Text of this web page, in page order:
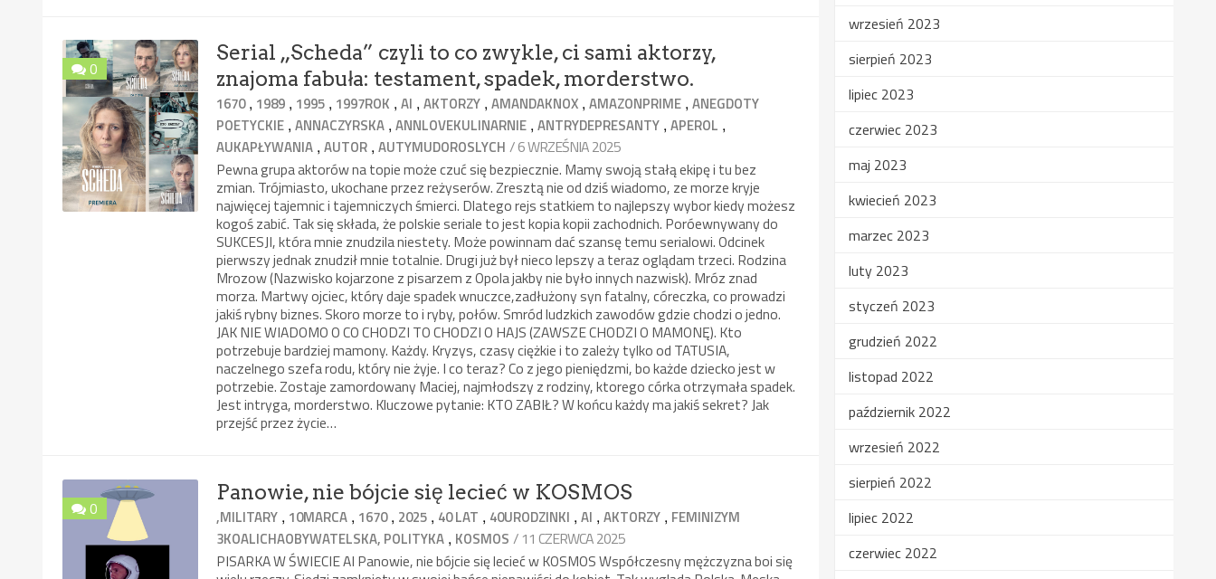
0
Serial „Scheda” czyli to co zwykle, ci sami aktorzy,
znajoma fabuła: testament, spadek, morderstwo.
1670, 1989 , 1995 , 1997ROK ,AI ,AKTORZY ,AMANDAKNOX ,AMAZONPRIME ,ANEGDOTY
POETYCKIE ,ANNACZYRSKA ,ANNLOVEKULINARNIE ,ANTRYDEPRESANTY ,APEROL ,
AUKAPŁYWANIA ,AUTOR ,AUTYMUDOROSLYCH / 6 WRZEŚNIA 2025
Pewna grupa aktorów na topie może czuć się bezpiecznie. Mamy swoją stałą ekipę i tu bez
zmian. Trójmiasto, ukochane przez reżyserów. Zresztą nie od dziś wiadomo, ze morze kryje
najwięcej tajemnic i tajemniczych śmierci. Dlatego rejs statkiem to najlepszy wybor kiedy możesz
kogoś zabić. Tak się składa, że polskie seriale to jest kopia kopii zachodnich. Poróewnywany do
SUKCESJI, która mnie znudzila niestety. Może powinnam dać szansę temu serialowi. Odcinek
pierwszy jednak znudził mnie totalnie. Drugi już był nieco lepszy a teraz oglądam trzeci. Rodzina
Mrozow (Nazwisko kojarzone z pisarzem z Opola jakby nie było innych nazwisk). Mróz znad
morza. Martwy ojciec, który daje spadek wnuczce,zadłużony syn fatalny, córeczka, co prowadzi
jakiś rybny biznes. Skoro morze to i ryby, połów. Smród ludzkich zawodów gdzie chodzi o jedno.
JAK NIE WIADOMO O CO CHODZI TO CHODZI O HAJS (ZAWSZE CHODZI O MAMONĘ). Kto
potrzebuje bardziej mamony. Każdy. Kryzys, czasy ciężkie i to zależy tylko od TATUSIA,
naczelnego szefa rodu, który nie żyje. I co teraz? Co z jego pieniędzmi, bo każde dziecko jest w
potrzebie. Zostaje zamordowany Maciej, najmłodszy z rodziny, ktorego córka otrzymała spadek.
Jest intryga, morderstwo. Kluczowe pytanie: KTO ZABIŁ? W końcu każdy ma jakiś sekret? Jak
przejść przez życie…
0
Panowie, nie bójcie się lecieć w KOSMOS
,MILITARY , 10MARCA , 1670, 2025 , 40 LAT , 40URODZINKI ,AI ,AKTORZY , FEMINIZYM
3KOALICHAOBYWATELSKA, POLITYKA , KOSMOS / 11 CZERWCA 2025
PISARKA W ŚWIECIE AI Panowie, nie bójcie się lecieć w KOSMOS Współczesny mężczyzna boi się
wrzesień 2023
sierpień 2023
lipiec 2023
czerwiec 2023
maj 2023
kwiecień 2023
marzec 2023
luty 2023
styczeń 2023
grudzień 2022
listopad 2022
październik 2022
wrzesień 2022
sierpień 2022
lipiec 2022
czerwiec 2022